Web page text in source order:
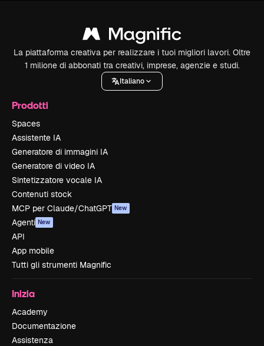
La piattaforma creativa per realizzare i tuoi migliori lavori. Oltre
1 milione di abbonati tra creativi, imprese, agenzie e studi.
Italiano
Prodotti
Spaces
Assistente IA
Generatore di immagini IA
Generatore di video IA
Sintetizzatore vocale IA
Contenuti stock
MCP per Claude/ChatGPT New
Agenti New
API
App mobile
Tutti gli strumenti Magnific
Inizia
Academy
Documentazione
Assistenza